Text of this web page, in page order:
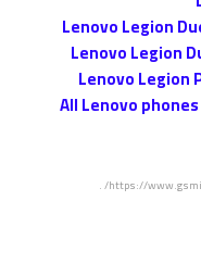
https://
.